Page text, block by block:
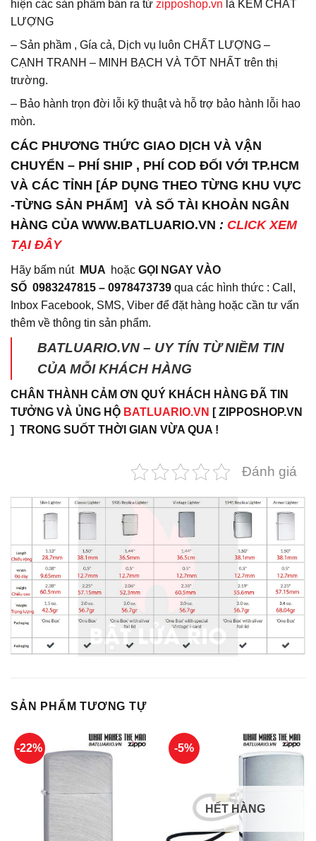
hiện các sản phầm bán ra từ zipposhop.vn là KÉM CHẤT
LƯỢNG
– Sản phầm , Gía cả, Dịch vụ luôn CHẤT LƯỢNG –
CẠNH TRANH – MINH BẠCH VÀ TỐT NHẤT trên thị
trường.
– Bảo hành trọn đời lỗi kỹ thuật và hỗ trợ bảo hành lỗi hao
mòn.
CÁC PHƯƠNG THỨC GIAO DỊCH VÀ VẬN
CHUYỂN – PHÍ SHIP , PHÍ COD ĐỐI VỚI TP.HCM
VÀ CÁC TỈNH [ÁP DỤNG THEO TỪNG KHU VỰC
-TỪNG SẢN PHẨM] VÀ SỐ TÀI KHOẢN NGÂN
HÀNG CỦA WWW.BATLUARIO.VN : CLICK XEM
TẠI ĐÂY
Hãy bấm nút MUA hoặc GỌI NGAY VÀO
SỐ 0983247815 – 0978473739 qua các hình thức : Call,
Inbox Facebook, SMS, Viber để đặt hàng hoặc cần tư vấn
thêm về thông tin sản phẩm.
BATLUARIO.VN – UY TÍN TỪ NIỀM TIN
CỦA MỖI KHÁCH HÀNG
CHÂN THÀNH CẢM ƠN QUÝ KHÁCH HÀNG ĐÃ TIN
TƯỞNG VÀ ỦNG HỘ BATLUARIO.VN [ ZIPPOSHOP.VN
] TRONG SUỐT THỜI GIAN VỪA QUA !
Đánh giá
SẢN PHẨM TƯƠNG TỰ
-22% -5%
HẾT HÀNG